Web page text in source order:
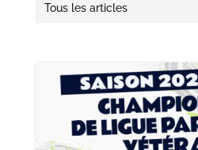
Tous les articles